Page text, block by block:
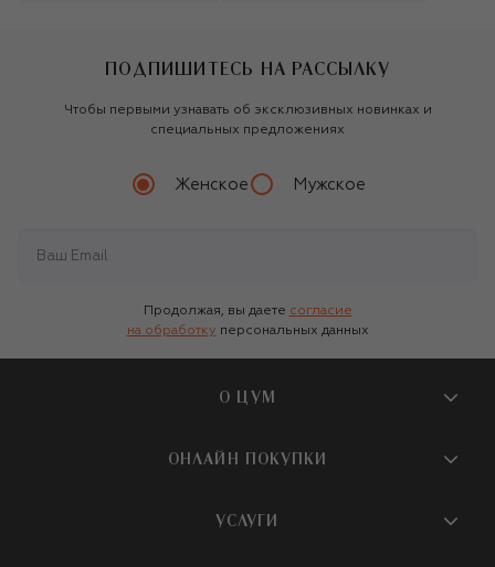
ПОДПИШИТЕСЬ НА РАССЫЛКУ
Чтобы первыми узнавать об эксклюзивных новинках и
специальных предложениях
Женское Мужское
Продолжая, вы даете согласие
на обработку персональных данных
О ЦУМ
О магазине
Бутики и ПВЗ ЦУМ
ОНЛАЙН ПОКУПКИ
УСЛУГИ